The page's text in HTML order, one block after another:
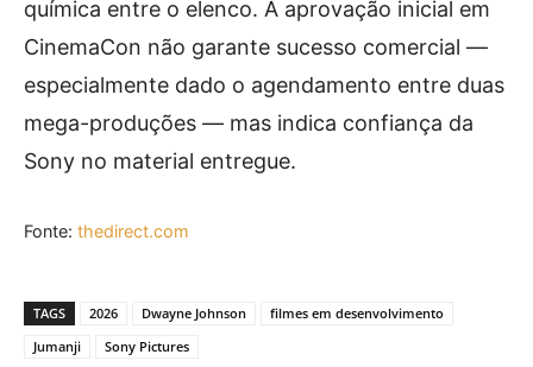
química entre o elenco. A aprovação inicial em
CinemaCon não garante sucesso comercial —
especialmente dado o agendamento entre duas
mega-produções — mas indica confiança da
Sony no material entregue.
Fonte: thedirect.com
TAGS 2026 Dwayne Johnson
filmes em desenvolvimento
Jumanji
Sony Pictures